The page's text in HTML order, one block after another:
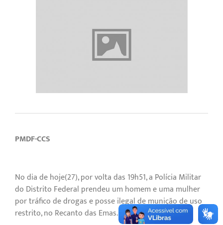
PMDF-CCS
No dia de hoje(27), por volta das 19h51, a Polícia Militar
do Distrito Federal prendeu um homem e uma mulher
por tráfico de drogas e posse ilegal de munição de uso
restrito, no Recanto das Emas.